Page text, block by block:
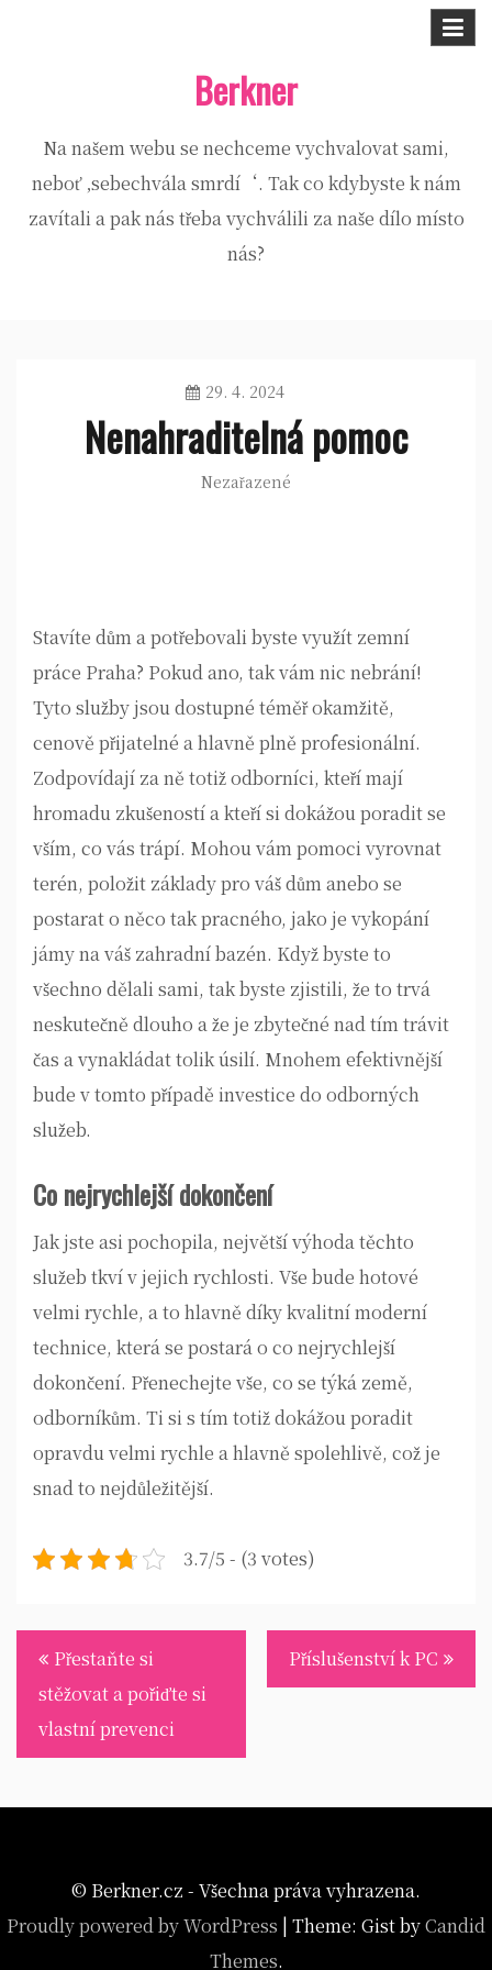
Berkner
Na našem webu se nechceme vychvalovat sami,
neboť ‚sebechvála smrdí‘. Tak co kdybyste k nám
zavítali a pak nás třeba vychválili za naše dílo místo
nás?
29. 4. 2024
Nenahraditelná pomoc
Nezařazené
Stavíte dům a potřebovali byste využít zemní
práce Praha? Pokud ano, tak vám nic nebrání!
Tyto služby jsou dostupné téměř okamžitě,
cenově přijatelné a hlavně plně profesionální.
Zodpovídají za ně totiž odborníci, kteří mají
hromadu zkušeností a kteří si dokážou poradit se
vším, co vás trápí. Mohou vám pomoci vyrovnat
terén, položit základy pro váš dům anebo se
postarat o něco tak pracného, jako je vykopání
jámy na váš zahradní bazén. Když byste to
všechno dělali sami, tak byste zjistili, že to trvá
neskutečně dlouho a že je zbytečné nad tím trávit
čas a vynakládat tolik úsilí. Mnohem efektivnější
bude v tomto případě investice do odborných
služeb.
Co nejrychlejší dokončení
Jak jste asi pochopila, největší výhoda těchto
služeb tkví v jejich rychlosti. Vše bude hotové
velmi rychle, a to hlavně díky kvalitní moderní
technice, která se postará o co nejrychlejší
dokončení. Přenechejte vše, co se týká země,
odborníkům. Ti si s tím totiž dokážou poradit
opravdu velmi rychle a hlavně spolehlivě, což je
snad to nejdůležitější.
3.7/5 - (3 votes)
Navigace
pro
příspěvek
Přestaňte si
stěžovat a pořiďte si
vlastní prevenci
Příslušenství k PC
© Berkner.cz - Všechna práva vyhrazena.
Proudly powered by WordPress | Theme: Gist byCandid
Themes.